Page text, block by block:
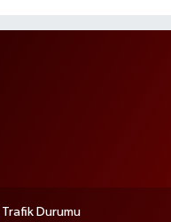
Trafik Durumu